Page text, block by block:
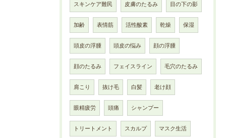
スキンケア難民 皮膚のたるみ 目の下の影
加齢 表情筋 活性酸素 乾燥 保湿
頭皮の浮腫 頭皮の悩み 顔の浮腫
顔のたるみ フェイスライン 毛穴のたるみ
肩こり 抜け毛 白髪 老け顔
眼精疲労 頭痛 シャンプー
トリートメント スカルプ マスク生活